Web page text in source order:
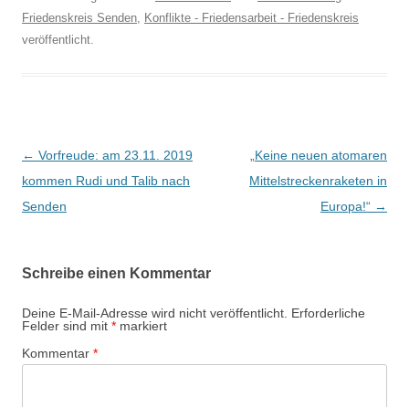
Friedenskreis Senden Konflikte - Friedensarbeit - Friedenskreis
veröffentlicht.
B
e
i
a
g
s
-
← Vorfreude: am 23.11. 2019
kommen Rudi und Talib nach
Senden
„Keine neuen atomaren
Mittelstreckenraketen in
Europa!“ →
Schreibe einen Kommentar
Deine E-Mail-Adresse wird nicht veröffentlicht. Erforderliche
Felder sind mit * markiert
Kommentar *